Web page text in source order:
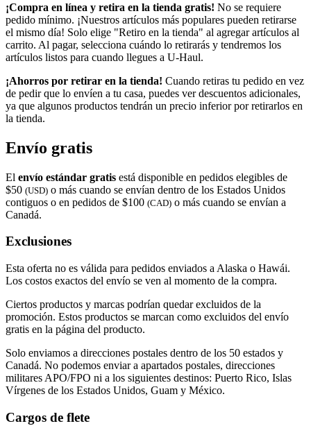
¡Compra en línea y retira en la tienda gratis! No se requiere
pedido mínimo. ¡Nuestros artículos más populares pueden retirarse
el mismo día! Solo elige "Retiro en la tienda" al agregar artículos al
carrito. Al pagar, selecciona cuándo lo retirarás y tendremos los
artículos listos para cuando llegues a U-Haul.
¡Ahorros por retirar en la tienda! Cuando retiras tu pedido en vez
de pedir que lo envíen a tu casa, puedes ver descuentos adicionales,
ya que algunos productos tendrán un precio inferior por retirarlos en
la tienda.
Envío gratis
El envío estándar gratis está disponible en pedidos elegibles de
$50 (USD) o más cuando se envían dentro de los Estados Unidos
contiguos o en pedidos de $100 (CAD) o más cuando se envían a
Canadá.
Exclusiones
Esta oferta no es válida para pedidos enviados a Alaska o Hawái.
Los costos exactos del envío se ven al momento de la compra.
Ciertos productos y marcas podrían quedar excluidos de la
promoción. Estos productos se marcan como excluidos del envío
gratis en la página del producto.
Solo enviamos a direcciones postales dentro de los 50 estados y
Canadá. No podemos enviar a apartados postales, direcciones
militares APO/FPO ni a los siguientes destinos: Puerto Rico, Islas
Vírgenes de los Estados Unidos, Guam y México.
Cargos de flete